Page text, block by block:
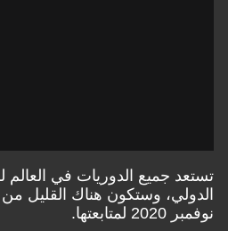
تستعد جميع الدوريات في
نوفمبر 2020 لمتابعتها.